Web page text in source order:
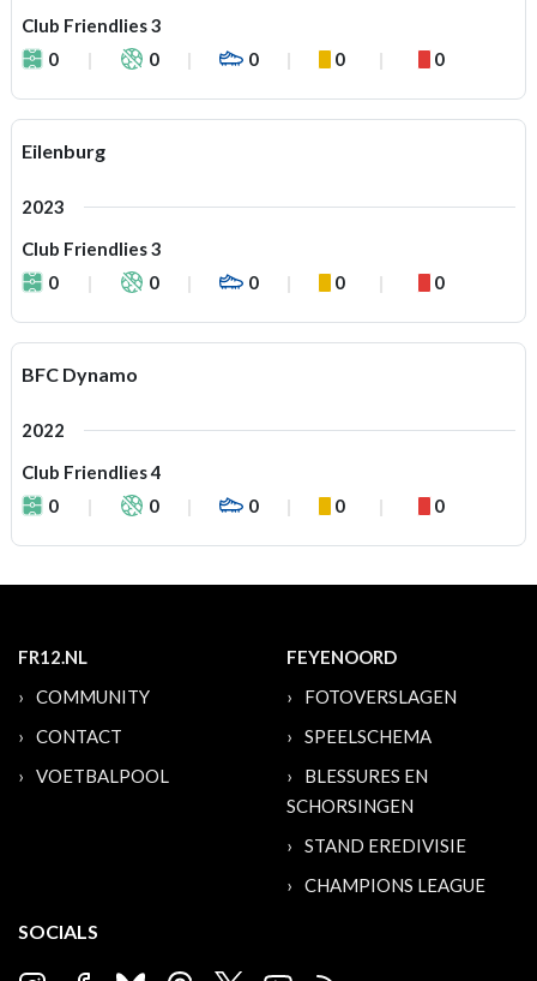
Club Friendlies 3
0
0 0 0 0
Eilenburg
2023
Club Friendlies 3
0
0 0 0 0
BFC Dynamo
2022
Club Friendlies 4
0
0 0 0 0
FR12.NL
COMMUNITY
CONTACT
VOETBALPOOL
FEYENOORD
FOTOVERSLAGEN
SPEELSCHEMA
BLESSURES EN
SCHORSINGEN
STAND EREDIVISIE
CHAMPIONS LEAGUE
SOCIALS